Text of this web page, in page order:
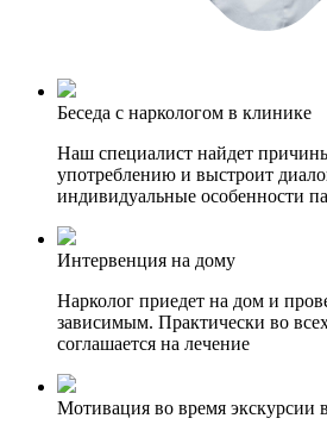
Беседа с наркологом в клинике
Наш специалист найдет
употреблению и выстроит
индивидуальные особенности
Интервенция на дому
Нарколог приедет на дом и
зависимым. Практически во
соглашается на лечение
Мотивация во время экскурсии